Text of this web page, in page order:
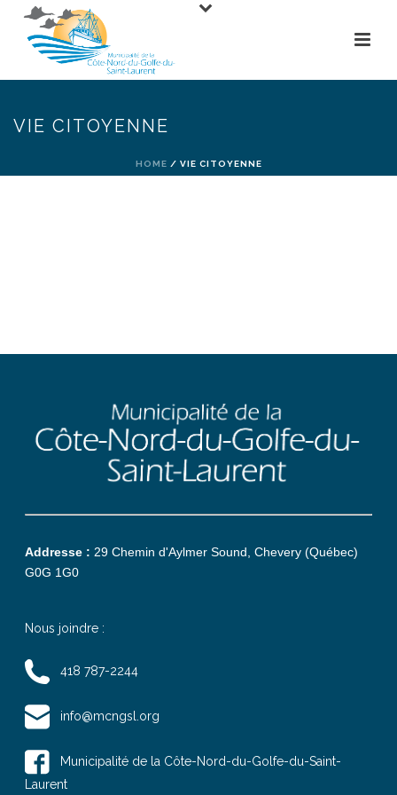
VIE CITOYENNE
HOME / VIE CITOYENNE
Addresse : 29 Chemin d'Aylmer Sound, Chevery (Québec)
G0G 1G0
Nous joindre :
418 787-2244
info@mcngsl.org
Municipalité de la Côte-Nord-du-Golfe-du-Saint-
Laurent